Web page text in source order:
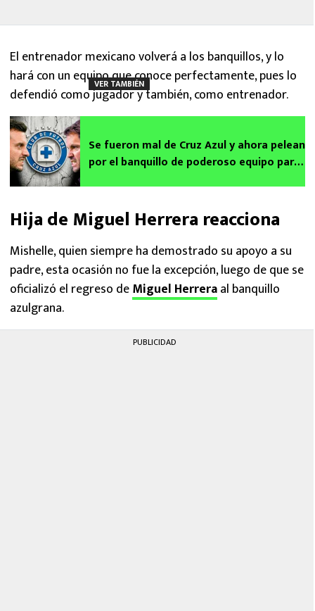
El entrenador mexicano volverá a los banquillos, y lo
hará con un equipo que conoce perfectamente, pues lo
defendió como jugador y también, como entrenador.
VER TAMBIÉN
Se fueron mal de Cruz Azul y ahora pelean
por el banquillo de poderoso equipo para
Hija de Miguel Herrera reacciona
Mishelle, quien siempre ha demostrado su apoyo a su
padre, esta ocasión no fue la excepción, luego de que se
oficializó el regreso deMiguel Herreraal banquillo
azulgrana.
PUBLICIDAD